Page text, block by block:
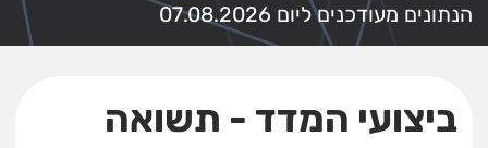
הנתונים מעודכנים ליום 07.08.2026
ביצועי המדד - תשואה